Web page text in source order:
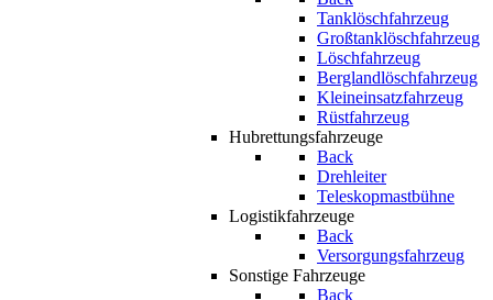
Tanklöschfahrzeug
Großtanklöschfahrzeug
Löschfahrzeug
Berglandlöschfahrzeug
Kleineinsatzfahrzeug
Rüstfahrzeug
Hubrettungsfahrzeuge
Back
Drehleiter
Teleskopmastbühne
Logistikfahrzeuge
Back
Versorgungsfahrzeug
Sonstige Fahrzeuge
Back